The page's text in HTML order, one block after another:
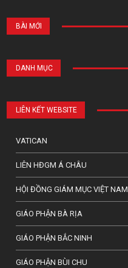
BÀI MỚI
DANH MỤC
LIÊN KẾT WEBSITE
VATICAN
LIÊN HĐGM Á CHÂU
HỘI ĐỒNG GIÁM MỤC VIỆT NAM
GIÁO PHẬN BÀ RỊA
GIÁO PHẬN BẮC NINH
GIÁO PHẬN BÙI CHU